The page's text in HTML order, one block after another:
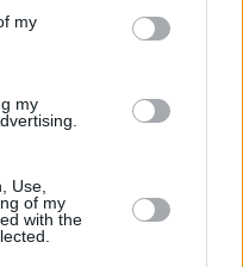
my
my
Use,
of my
with the